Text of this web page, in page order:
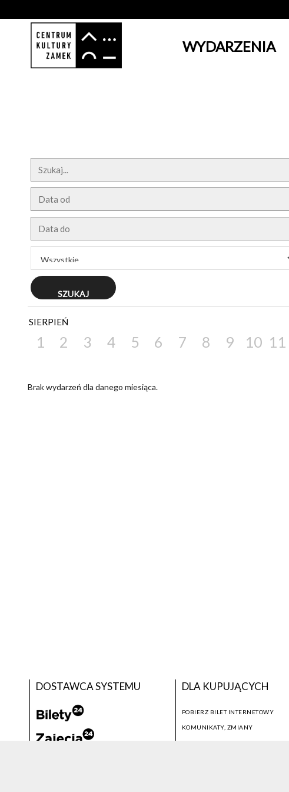
WYDARZENIA
SIERPIEŃ
1 2 3 4 5 6 7 8 9 10 11
Brak wydarzeń dla danego miesiąca.
DOSTAWCA SYSTEMU DLA KUPUJĄCYCH
POBIERZ BILET INTERNETOWY
KOMUNIKATY, ZMIANY